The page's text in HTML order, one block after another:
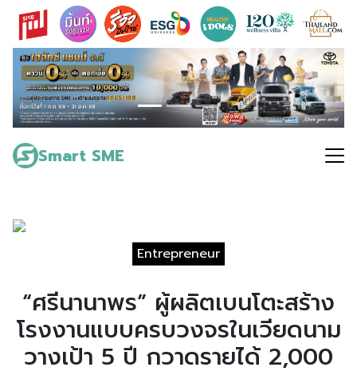
Skip
content
Smart SME
Search
for:
Entrepreneur
“ศรีนานาพร” ผู้ผลิตเบนโตะสร้าง
โรงงานแบบครบวงจรในเวียดนาม
วางเป้า 5 ปี กวาดรายได้ 2,000